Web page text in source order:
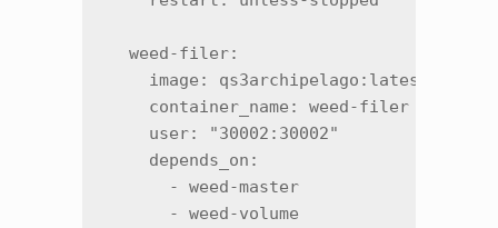
  weed-filer:
    image: qs3archipelago:latest
    container_name: weed-filer
    user: "30002:30002"
    depends_on:
      - weed-master
      - weed-volume